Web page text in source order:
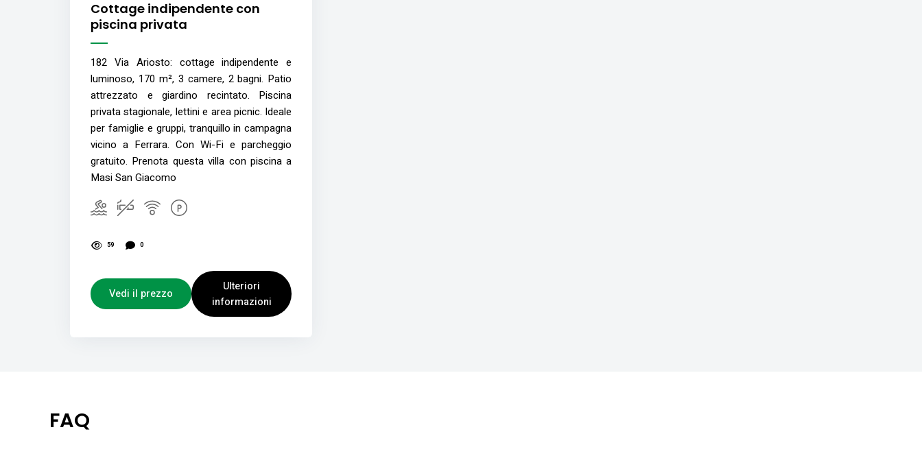
Cottage indipendente con
piscina privata
182 Via Ariosto: cottage indipendente e
luminoso, 170 m², 3 camere, 2 bagni. Patio
attrezzato e giardino recintato. Piscina
privata stagionale, lettini e area picnic. Ideale
per famiglie e gruppi, tranquillo in campagna
vicino a Ferrara. Con Wi-Fi e parcheggio
gratuito. Prenota questa villa con piscina a
Masi San Giacomo
59 0
Vedi il prezzo
Ulteriori
informazioni
FAQ